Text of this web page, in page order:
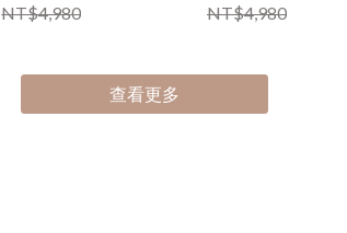
NT$4,980
NT$4,980
查看更多